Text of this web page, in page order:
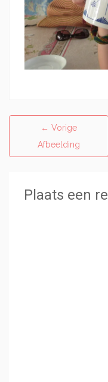
← Vorige
Afbeelding
Plaats een